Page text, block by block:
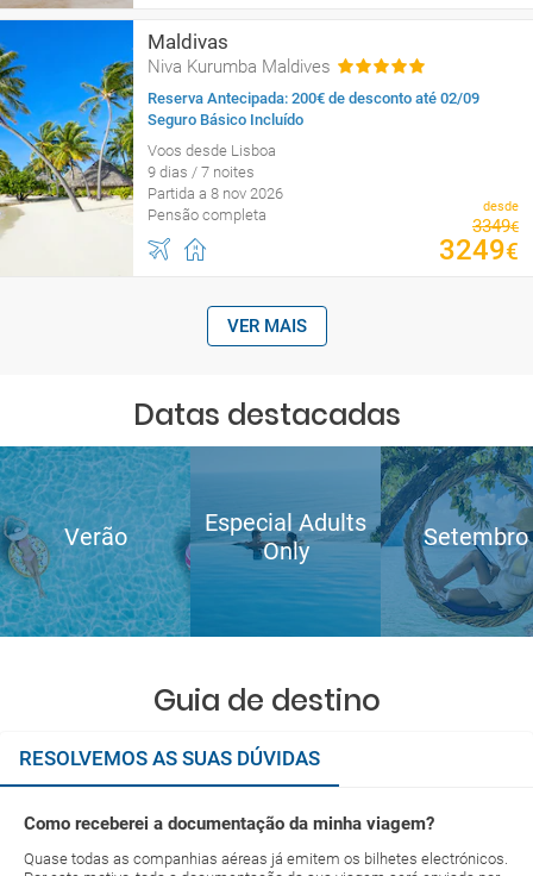
Maldivas
Niva Kurumba Maldives
Reserva Antecipada: 200€ de desconto até 02/09
Seguro Básico Incluído
Voos desde Lisboa
9 dias / 7 noites
Partida a 8 nov 2026
Pensão completa
desde
3349€
3249€
VER MAIS
Datas destacadas
Verão
Especial Adults
Only
Setembro
Guia de destino
RESOLVEMOS AS SUAS DÚVIDAS
Como receberei a documentação da minha viagem?
Quase todas as companhias aéreas já emitem os bilhetes electrónicos.